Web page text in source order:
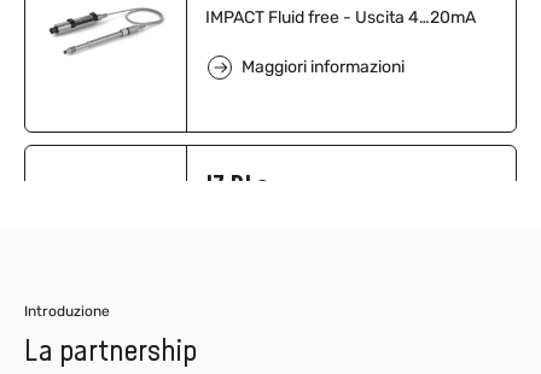
IMPACT Fluid free - Uscita 4…20mA
Maggiori informazioni
I7 PLc
Introduzione
La partnership